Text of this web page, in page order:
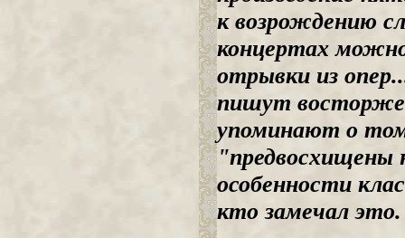
к возрождению
концертах
отрывки из
пишут
упоминают о
"предвосхищены
особенности
кто замечал это.